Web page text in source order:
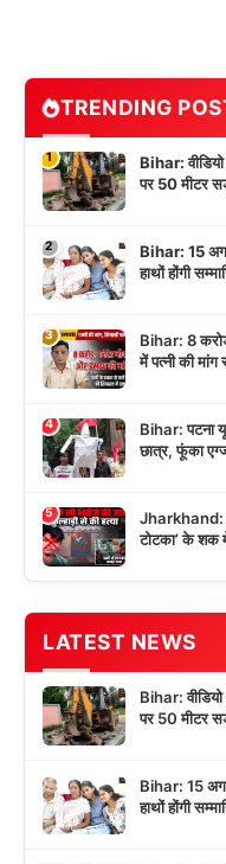
TRENDING
1
Bihar:
पर 50 मीटर
2
Bihar: 15
हाथों होंगी
3
Bihar: 8
में पत्नी की मांग
4
Bihar: पटना
छात्र, फूंका
5
Jharkhand:
टोटका’ के शक
LATEST NEWS
Bihar:
पर 50 मीटर
Bihar: 15
हाथों होंगी